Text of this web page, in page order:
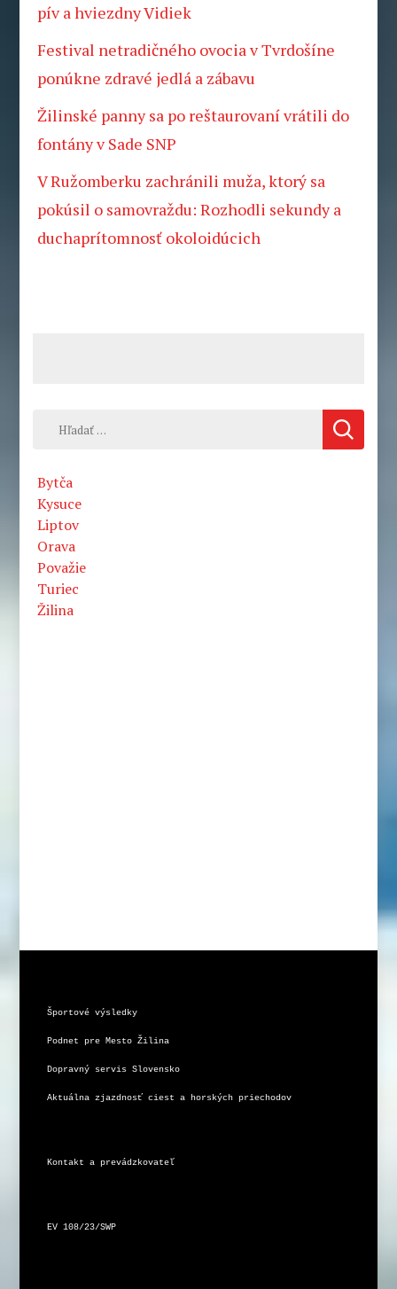
pív a hviezdny Vidiek
Festival netradičného ovocia v Tvrdošíne
ponúkne zdravé jedlá a zábavu
Žilinské panny sa po reštaurovaní vrátili do
fontány v Sade SNP
V Ružomberku zachránili muža, ktorý sa
pokúsil o samovraždu: Rozhodli sekundy a
duchaprítomnosť okoloidúcich
Hľadať:
Bytča
Kysuce
Liptov
Orava
Považie
Turiec
Žilina
Športové výsledky
Podnet pre Mesto Žilina
Dopravný servis Slovensko
Aktuálna zjazdnosť ciest a horských priechodov
Kontakt a prevádzkovateľ
EV 108/23/SWP